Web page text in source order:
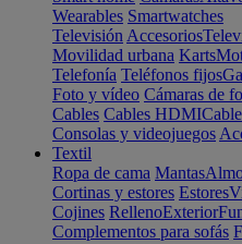
Wearables Smartwatches
Televisión Accesorios
Movilidad urbana Karts
Telefonía Teléfonos fijos
Foto y vídeo Cámaras de
Cables Cables HDMI
Consolas y videojuegos
Textil
Ropa de cama Mantas
Cortinas y estores Estores
Cojines RellenoExterior
Complementos para sofás